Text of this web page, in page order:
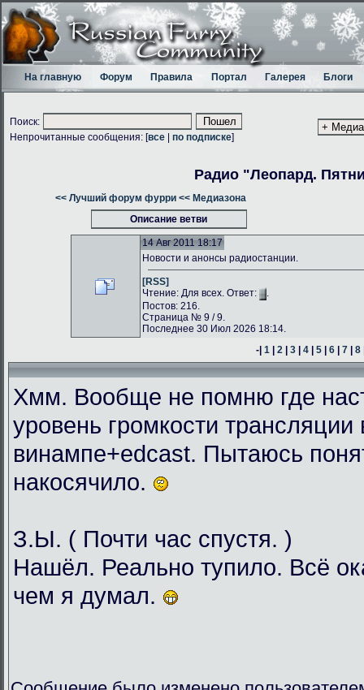
На главную Форум Правила Портал Галерея Блоги
Поиск:
Непрочитанные сообщения: [все по подписке]
Радио "Леопард.
<< Лучший форум фурри << Медиазона
Описание ветви
14 Авг 2011 18:17
Новости и анонсы радиостанции.
[RSS]
Чтение: Для всех. Ответ:
.
Постов: 216.
Страница № 9 / 9.
Последнее 30 Июл 2026 18:14.
-|1 |2 |3 |4 |5 |6 |7 |8
Хмм. Вообще не помню где
уровень громкости трансляции
винампе+edcast. Пытаюсь
накосячило.
З.Ы. ( Почти час спустя. )
Нашёл. Реально тупило. Всё
чем я думал.